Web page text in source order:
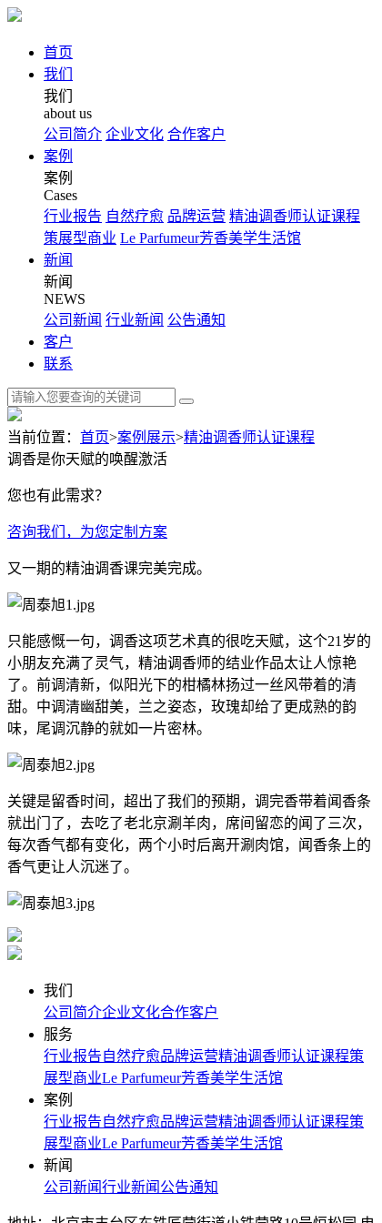
首页
我们
我们
about us
公司简介 企业文化 合作客户
案例
案例
Cases
行业报告 自然疗愈 品牌运营 精油调香师认证课程
策展型商业 Le Parfumeur芳香美学生活馆
新闻
新闻
NEWS
公司新闻 行业新闻 公告通知
客户
联系
当前位置： 首页>案例展示>精油调香师认证课程
调香是你天赋的唤醒激活
您也有此需求？
咨询我们，为您定制方案
又一期的精油调香课完美完成。
只能感慨一句，调香这项艺术真的很吃天赋，这个21岁的
小朋友充满了灵气，精油调香师的结业作品太让人惊艳
了。前调清新，似阳光下的柑橘林扬过一丝风带着的清
甜。中调清幽甜美，兰之姿态，玫瑰却给了更成熟的韵
味，尾调沉静的就如一片密林。
关键是留香时间，超出了我们的预期，调完香带着闻香条
就出门了，去吃了老北京涮羊肉，席间留恋的闻了三次，
每次香气都有变化，两个小时后离开涮肉馆，闻香条上的
香气更让人沉迷了。
我们
公司简介企业文化合作客户
服务
行业报告自然疗愈品牌运营精油调香师认证课程策
展型商业Le Parfumeur芳香美学生活馆
案例
行业报告自然疗愈品牌运营精油调香师认证课程策
展型商业Le Parfumeur芳香美学生活馆
新闻
公司新闻行业新闻 公告通知